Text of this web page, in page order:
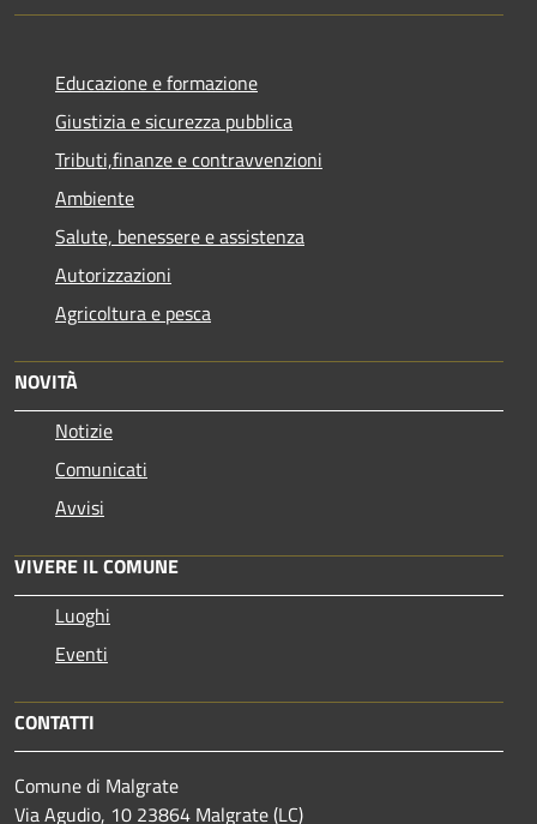
Educazione e formazione
Giustizia e sicurezza pubblica
Tributi,finanze e contravvenzioni
Ambiente
Salute, benessere e assistenza
Autorizzazioni
Agricoltura e pesca
NOVITÀ
Notizie
Comunicati
Avvisi
VIVERE IL COMUNE
Luoghi
Eventi
CONTATTI
Comune di Malgrate
Via Agudio, 10 23864 Malgrate (LC)